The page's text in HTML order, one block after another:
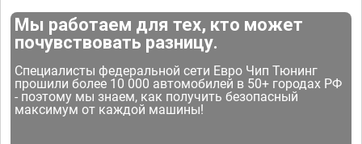
Мы работаем для тех, кто может
почувствовать разницу.
Специалисты федеральной сети Евро Чип Тюнинг
прошили более 10 000 автомобилей в 50+ городах РФ
- поэтому мы знаем, как получить безопасный
максимум от каждой машины!